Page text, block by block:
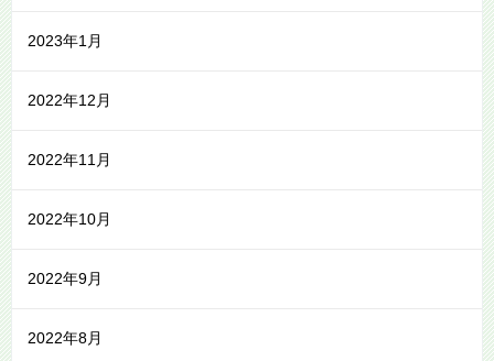
2023年1月
2022年12月
2022年11月
2022年10月
2022年9月
2022年8月